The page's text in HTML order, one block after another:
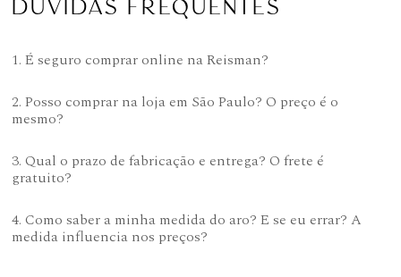
DÚVIDAS FREQUENTES
1. É seguro comprar online na Reisman?
2. Posso comprar na loja em São Paulo? O preço é o
mesmo?
3. Qual o prazo de fabricação e entrega? O frete é
gratuito?
4. Como saber a minha medida do aro? E se eu errar? A
medida influencia nos preços?